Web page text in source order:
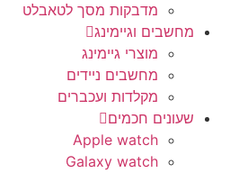
מדבקות מסך לטאבלט
מחשבים וגיימינג
מוצרי גיימינג
מחשבים ניידים
מקלדות ועכברים
שעונים חכמים
Apple watch
Galaxy watch